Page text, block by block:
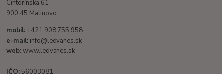
Cintorínska 61
900 45 Malinovo
mobil: +421 908 755 958
e-mail: info@ledvanes.sk
web: www.ledvanes.sk
IČO: 56003081